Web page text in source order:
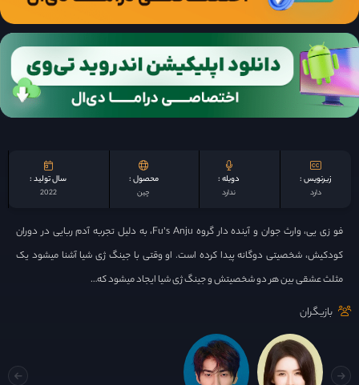
زیرنویس :
دارد
دوبله :
ندارد
محصول :
چين
سال تولید :
2022
فو زی یی، وارث جوان و آینده دار گروه Fu’s Anju، به دلیل تجربه آدم ربایی در دوران
کودکیش، شخصیتی دوگانه پیدا کرده است. او وقتی با جینگ ژی شیا آشنا میشود یک
مثلث عشقی بین هر دو شخصیتش و جینگ ژی شیا ایجاد میشود که…
بازیگران